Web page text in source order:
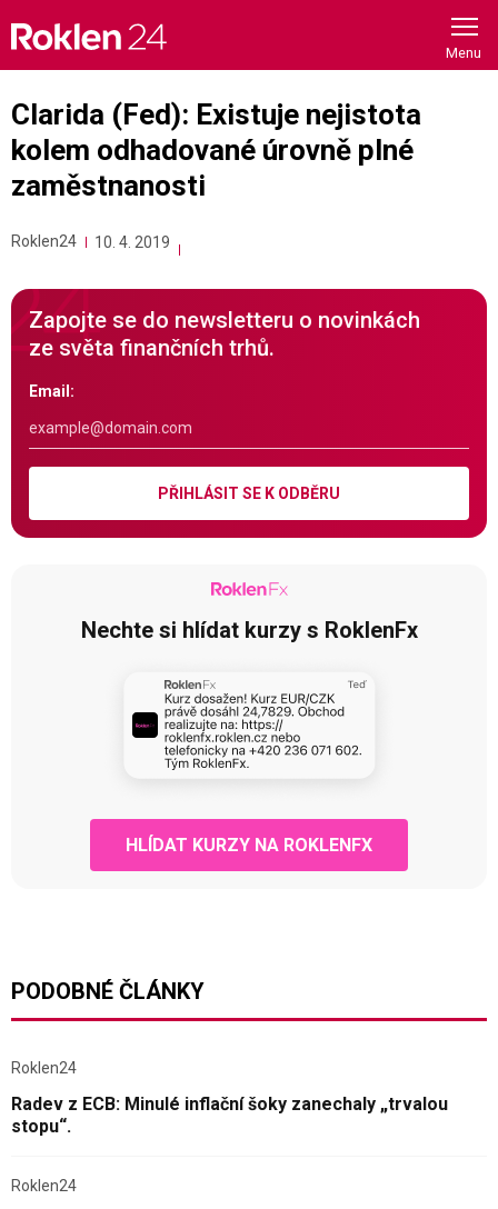
content
Clarida (Fed): Existuje nejistota
kolem odhadované úrovně plné
zaměstnanosti
Roklen24 10. 4. 2019
Zapojte se do newsletteru o novinkách
ze světa finančních trhů.
Email:
PŘIHLÁSIT SE K ODBĚRU
Nechte si hlídat kurzy s RoklenFx
HLÍDAT KURZY NA ROKLENFX
PODOBNÉ ČLÁNKY
Roklen24
Radev z ECB: Minulé inflační šoky zanechaly „trvalou
stopu“.
Roklen24